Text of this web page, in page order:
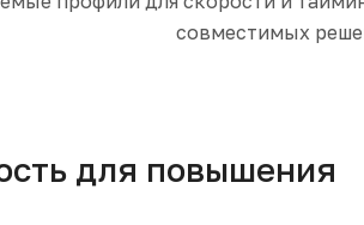
совместимых
для повышения